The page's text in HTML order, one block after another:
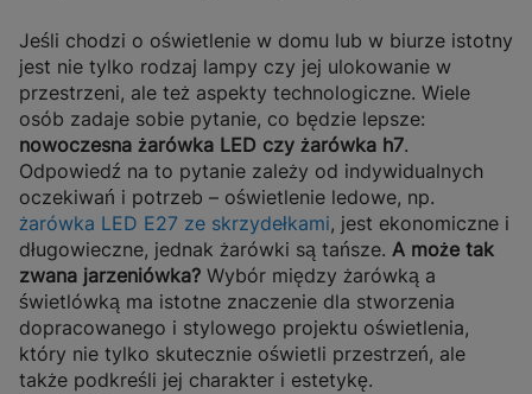
Jeśli chodzi o oświetlenie w domu lub w biurze istotny
jest nie tylko rodzaj lampy czy jej ulokowanie w
przestrzeni, ale też aspekty technologiczne. Wiele
osób zadaje sobie pytanie, co będzie lepsze:
nowoczesna żarówka LED czy żarówka h7.
Odpowiedź na to pytanie zależy od indywidualnych
oczekiwań i potrzeb – oświetlenie ledowe, np.
żarówka LED E27 ze skrzydełkami, jest ekonomiczne i
długowieczne, jednak żarówki są tańsze. A może tak
zwana jarzeniówka? Wybór między żarówką a
świetlówką ma istotne znaczenie dla stworzenia
dopracowanego i stylowego projektu oświetlenia,
który nie tylko skutecznie oświetli przestrzeń, ale
także podkreśli jej charakter i estetykę.